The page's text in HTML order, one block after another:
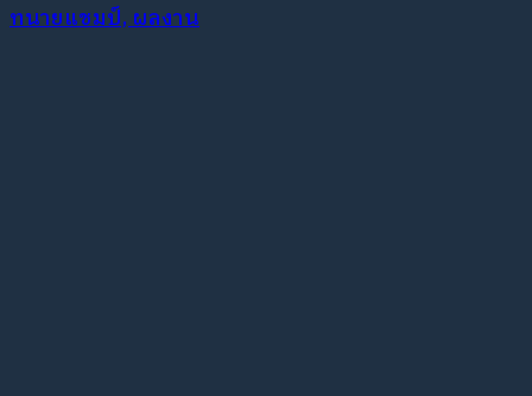
ทนายแชมป์, ผลงาน